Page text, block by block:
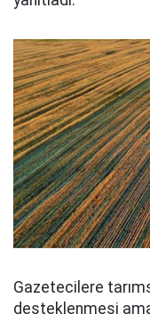
Gazetecilere
desteklenmesi